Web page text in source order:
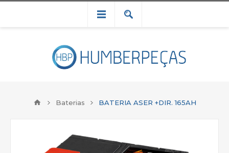
Baterias BATERIA ASER +DIR. 165AH